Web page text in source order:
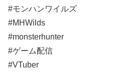
#モンハンワイルズ
#MHWilds
#monsterhunter
#ゲーム配信
#VTuber